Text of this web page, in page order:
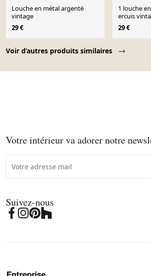
Voir d’autres produits similaires
Louche en métal argenté
vintage
29 €
1 louche
ercuis
29 €
Votre intérieur va adorer notre
Suivez-nous